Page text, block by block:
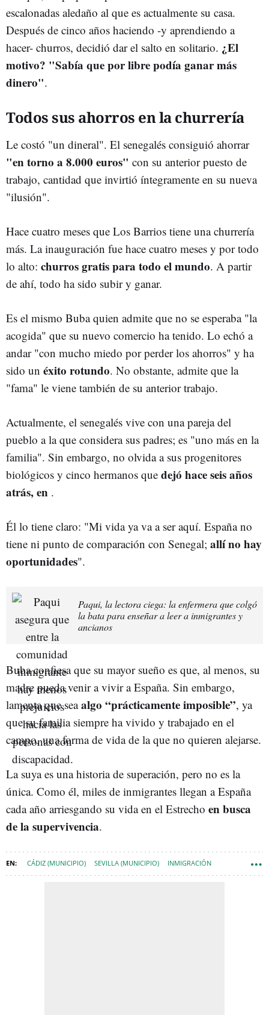
escalonadas aledaño al que es actualmente su casa.
Después de cinco años haciendo -y aprendiendo a
hacer- churros, decidió dar el salto en solitario. ¿El
motivo? "Sabía que por libre podía ganar más
dinero".
Todos sus ahorros en la churrería
Le costó "un dineral". El senegalés consiguió ahorrar
"en torno a 8.000 euros" con su anterior puesto de
trabajo, cantidad que invirtió íntegramente en su nueva
"ilusión".
Hace cuatro meses que Los Barrios tiene una churrería
más. La inauguración fue hace cuatro meses y por todo
lo alto: churros gratis para todo el mundo. A partir
de ahí, todo ha sido subir y ganar.
Es el mismo Buba quien admite que no se esperaba "la
acogida" que su nuevo comercio ha tenido. Lo echó a
andar "con mucho miedo por perder los ahorros" y ha
sido un éxito rotundo. No obstante, admite que la
"fama" le viene también de su anterior trabajo.
Actualmente, el senegalés vive con una pareja del
pueblo a la que considera sus padres; es "uno más en la
familia". Sin embargo, no olvida a sus progenitores
biológicos y cinco hermanos que dejó hace seis años
atrás, en .
Él lo tiene claro: "Mi vida ya va a ser aquí. España no
tiene ni punto de comparación con Senegal; allí no hay
oportunidades".
Paqui, la lectora ciega: la enfermera que colgó
la bata para enseñar a leer a inmigrantes y
ancianos
Buba confiesa que su mayor sueño es que, al menos, su
madre pueda venir a vivir a España. Sin embargo,
lamenta que seaalgo “prácticamente imposible”, ya
que su familia siempre ha vivido y trabajado en el
campo, una forma de vida de la que no quieren alejarse.
La suya es una historia de superación, pero no es la
única. Como él, miles de inmigrantes llegan a España
cada año arriesgando su vida en el Estrecho en busca
de la supervivencia.
CÁDIZ (MUNICIPIO) SEVILLA (MUNICIPIO) INMIGRACIÓN